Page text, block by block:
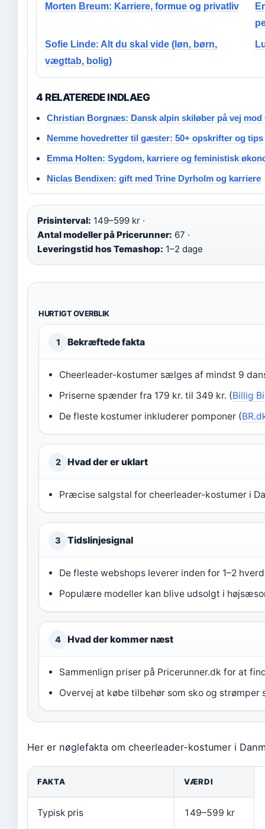
Morten Breum: Karriere, formue og privatliv
Sofie Linde: Alt du skal vide (løn, børn,
vægttab, bolig)
4 RELATEREDE INDLAEG
Christian Borgnæs: Dansk alpin skiløber på vej mod
Nemme hovedretter til gæster: 50+ opskrifter og tips
Emma Holten: Sygdom, karriere og feministisk
Niclas Bendixen: gift med Trine Dyrholm og karriere
Prisinterval: 149–599 kr ·
Antal modeller på Pricerunner: 67 ·
Leveringstid hos Temashop: 1–2 dage
HURTIGT OVERBLIK
1 Bekræftede fakta
Cheerleader-kostumer sælges af mindst 9
Priserne spænder fra 179 kr. til 349 kr. (Billig
De fleste kostumer inkluderer pomponer (
2 Hvad der er uklart
Præcise salgstal for cheerleader-kostumer i
3 Tidslinjesignal
De fleste webshops leverer inden for 1–2
Populære modeller kan blive udsolgt i
4 Hvad der kommer næst
Sammenlign priser på Pricerunner.dk for at
Overvej at købe tilbehør som sko og strømper
Her er nøglefakta om cheerleader-kostumer i
FAKTA VÆRDI
Typisk pris 149–599 kr